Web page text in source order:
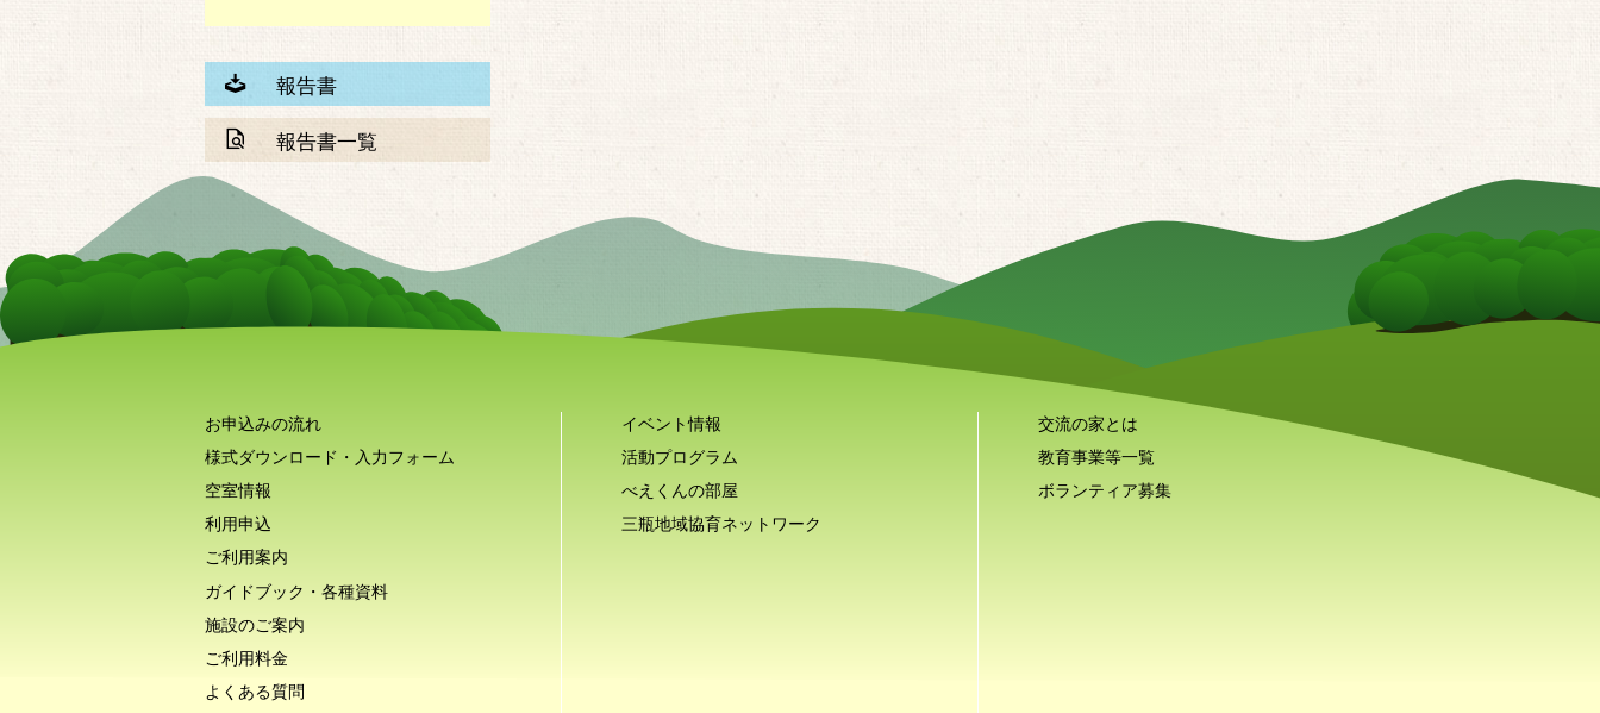
報告書
報告書一覧
お申込みの流れ
様式ダウンロード・入力フォーム
空室情報
利用申込
ご利用案内
ガイドブック・各種資料
施設のご案内
ご利用料金
よくある質問
イベント情報
活動プログラム
べえくんの部屋
三瓶地域協育ネットワーク
交流の家とは
教育事業等一覧
ボランティア募集